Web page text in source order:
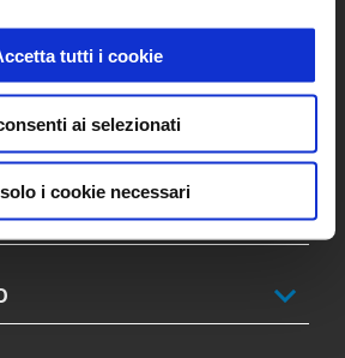
tutti i cookie
ai selezionati
i cookie necessari